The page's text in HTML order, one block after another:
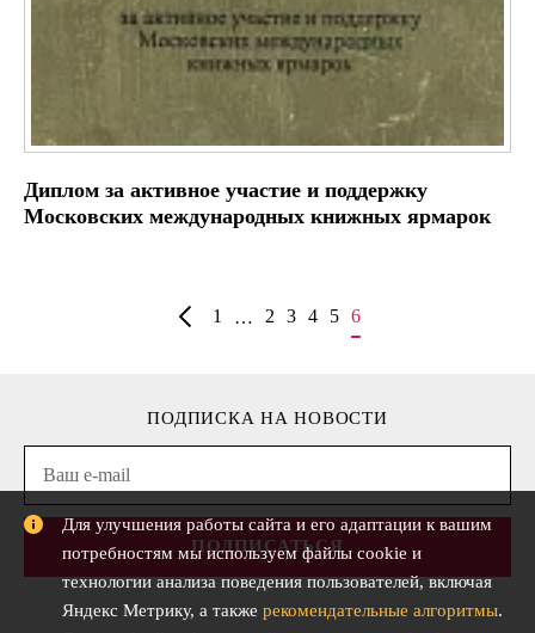
Диплом за активное участие и поддержку
Московских международных книжных ярмарок
1 … 2 3 4 5 6
ПОДПИСКА НА НОВОСТИ
ПОДПИСАТЬСЯ
Для улучшения работы сайта и его адаптации к вашим
потребностям мы используем файлы cookie и
технологии анализа поведения пользователей, включая
Яндекс Метрику, а также рекомендательные алгоритмы.